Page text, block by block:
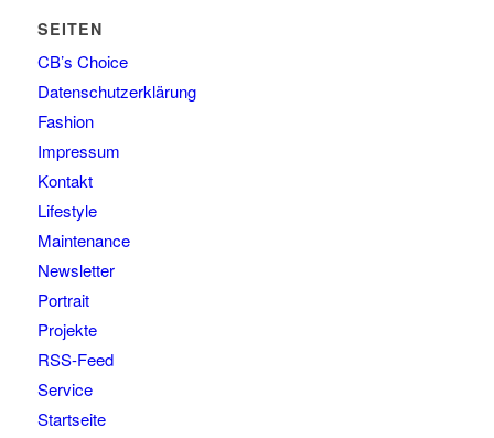
SEITEN
CB’s Choice
Datenschutzerklärung
Fashion
Impressum
Kontakt
Lifestyle
Maintenance
Newsletter
Portrait
Projekte
RSS-Feed
Service
Startseite